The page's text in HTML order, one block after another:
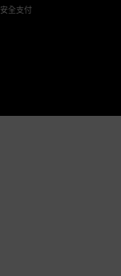
安全支付